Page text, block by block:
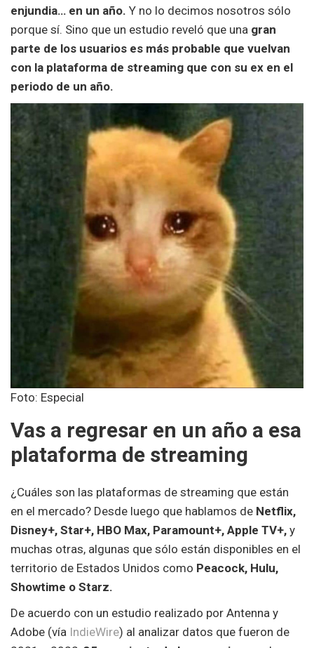
enjundia… en un año. Y no lo decimos nosotros sólo
porque sí. Sino que un estudio reveló que una gran
parte de los usuarios es más probable que vuelvan
con la plataforma de streaming que con su ex en el
periodo de un año.
Foto: Especial
Vas a regresar en un año a esa
plataforma de streaming
¿Cuáles son las plataformas de streaming que están
en el mercado? Desde luego que hablamos de Netflix,
Disney+, Star+, HBO Max, Paramount+, Apple TV+, y
muchas otras, algunas que sólo están disponibles en el
territorio de Estados Unidos como Peacock, Hulu,
Showtime o Starz.
De acuerdo con un estudio realizado por Antenna y
Adobe (vía IndieWire) al analizar datos que fueron de